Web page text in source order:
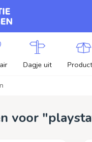
Dagje uit
voor